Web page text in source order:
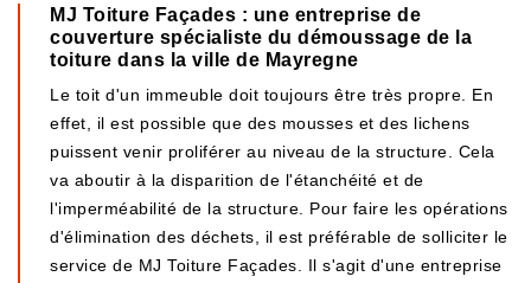
MJ Toiture Façades : une entreprise de
couverture spécialiste du démoussage de la
toiture dans la ville de Mayregne
Le toit d'un immeuble doit toujours être très propre. En
effet, il est possible que des mousses et des lichens
puissent venir proliférer au niveau de la structure. Cela
va aboutir à la disparition de l'étanchéité et de
l'imperméabilité de la structure. Pour faire les opérations
d'élimination des déchets, il est préférable de solliciter le
service de MJ Toiture Façades. Il s'agit d'une entreprise